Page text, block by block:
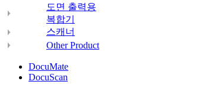
도면 출력용
복합기
스캐너
Other Product
DocuMate
DocuScan